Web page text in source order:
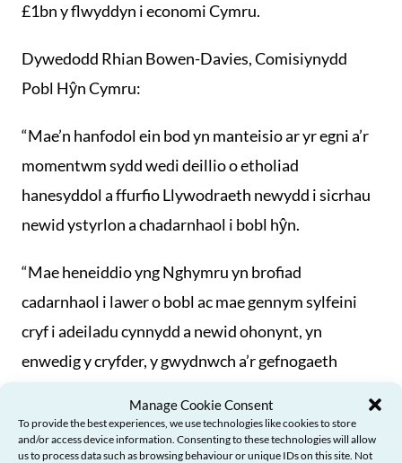
Manage Cookie Consent
To provide the best experiences, we use technologies like cookies to store
and/or access device information. Consenting to these technologies will allow
us to process data such as browsing behaviour or unique IDs on this site. Not
£1bn y flwyddyn i economi Cymru.
Dywedodd Rhian Bowen-Davies, Comisiynydd
Pobl Hŷn Cymru:
“Mae’n hanfodol ein bod yn manteisio ar yr egni a’r
momentwm sydd wedi deillio o etholiad
hanesyddol a ffurfio Llywodraeth newydd i sicrhau
newid ystyrlon a chadarnhaol i bobl hŷn.
“Mae heneiddio yng Nghymru yn brofiad
cadarnhaol i lawer o bobl ac mae gennym sylfeini
cryf i adeiladu cynnydd a newid ohonynt, yn
enwedig y cryfder, y gwydnwch a’r gefnogaeth
“Ond mae llawer i’w wneud o hyd i sicrhau bod pobl